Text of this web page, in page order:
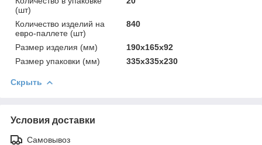
(шт)
Количество изделий на
евро-паллете (шт)
840
Размер изделия (мм)
190х165х92
Размер упаковки (мм)
335х335х230
Скрыть
Условия доставки
Самовывоз